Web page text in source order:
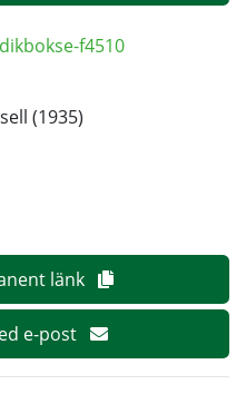
f4510
(1935)
länk
e-post